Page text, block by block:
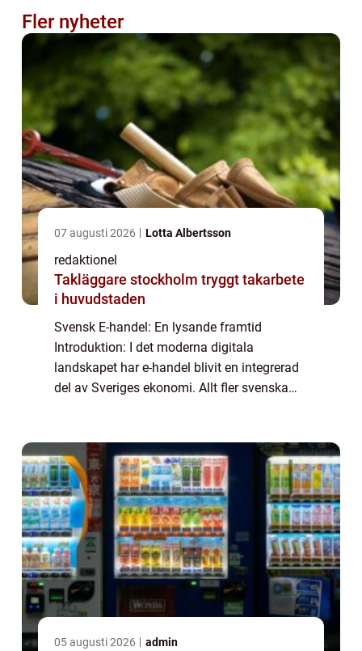
Fler nyheter
07 augusti 2026 Lotta Albertsson
redaktionel
Takläggare stockholm tryggt takarbete
i huvudstaden
Svensk E-handel: En lysande framtid
Introduktion: I det moderna digitala
landskapet har e-handel blivit en integrerad
del av Sveriges ekonomi. Allt fler svenska
05 augusti 2026 admin